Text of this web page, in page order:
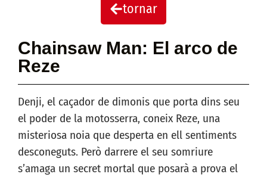
tornar
Chainsaw Man: El arco de
Reze
Denji, el caçador de dimonis que porta dins seu
el poder de la motosserra, coneix Reze, una
misteriosa noia que desperta en ell sentiments
desconeguts. Però darrere el seu somriure
s’amaga un secret mortal que posarà a prova el